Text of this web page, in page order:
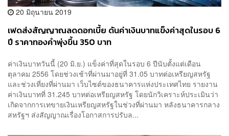
20 มิถุนายน 2019
เฟดส่งสัญญาณลดดอกเบี้ย ดันค่าเงินบาทแข็งค่าสุดในรอบ 6
ปี ราคาทองคำพุ่งขึ้น 350 บาท
ค่าเงินบาทวันนี้ (20 มิ.ย.) แข็งค่าที่สุดในรอบ 6 ปีนับตั้งแต่เดือน
ตุลาคม 2556 โดยช่วงเช้าที่ผ่านมาอยู่ที่ 31.05 บาทต่อเหรียญสหรัฐ
และช่วงเที่ยงที่ผ่านมา เว็บไซต์ของธนาคารแห่งประเทศไทย รายงาน
ค่าเงินบาทที่ 31.245 บาทต่อเหรียญสหรัฐ โดยนักวิเคราะห์ประเมินว่า
เกิดจากการเทขายเงินเหรียญสหรัฐในช่วงที่ผ่านมา หลังธนาคารกลาง
สหรัฐฯ ส่งสัญญาณเรื่องโอกาสการปรับล...